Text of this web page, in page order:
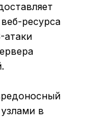
ресурса
атаки
в